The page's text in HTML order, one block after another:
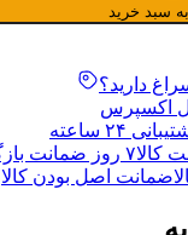
سبد خرید
دارید؟
اکسپرس
۲۴ ساعته
۷ روز ضمانت بازگشت کالا
ضمانت اصل بودن کالا